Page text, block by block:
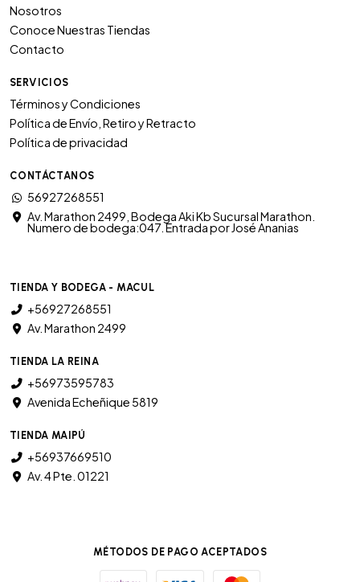
Nosotros
Conoce Nuestras Tiendas
Contacto
SERVICIOS
Términos y Condiciones
Política de Envío, Retiro y Retracto
Política de privacidad
CONTÁCTANOS
56927268551
Av. Marathon 2499, Bodega Aki Kb Sucursal Marathon.
Numero de bodega:047. Entrada por José Ananias
TIENDA Y BODEGA - MACUL
+56927268551
Av. Marathon 2499
TIENDA LA REINA
+56973595783
Avenida Echeñique 5819
TIENDA MAIPÚ
+56937669510
Av. 4 Pte. 01221
MÉTODOS DE PAGO ACEPTADOS